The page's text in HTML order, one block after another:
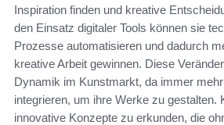
Inspiration finden und kreative
den Einsatz digitaler Tools können sie
Prozesse automatisieren und dadurch
kreative Arbeit gewinnen. Diese
Dynamik im Kunstmarkt, da immer
integrieren, um ihre Werke zu gestalten.
innovative Konzepte zu erkunden, die